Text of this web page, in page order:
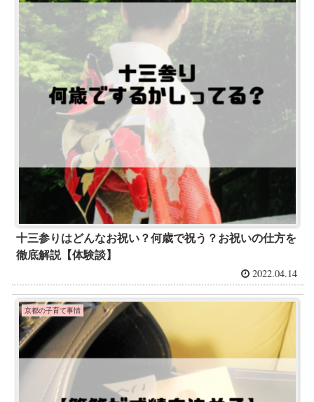
十三参りはどんなお祝い？何歳で祝う？お祝いの仕方を
徹底解説【体験談】
2022.04.14
京都の子育て事情